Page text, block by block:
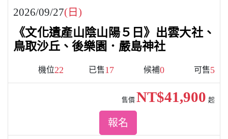
2026/09/27(日)
《文化遺產山陰山陽５日》出雲大社、
鳥取沙丘、後樂園．嚴島神社
機位22 已售17 候補0 可售5
售價 NT$41,900 起
報名